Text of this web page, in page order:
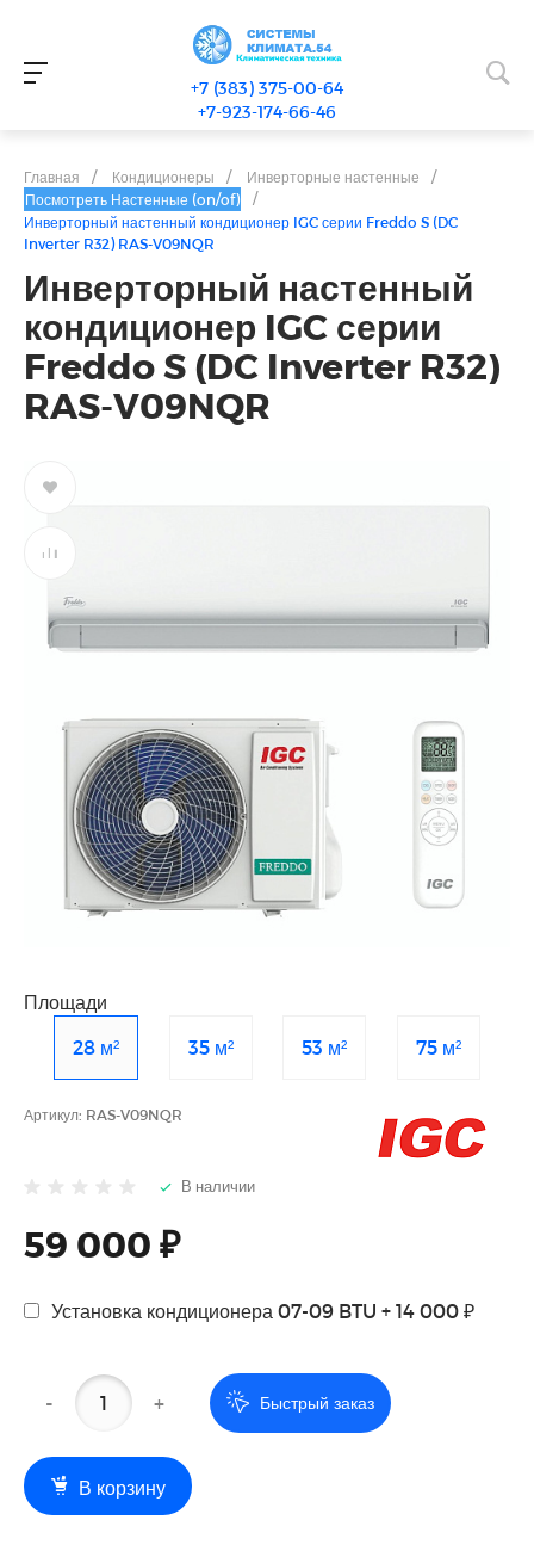
+7 (383) 375-00-64
+7-923-174-66-46
Главная / Кондиционеры / Инверторные настенные
/
Посмотреть Настенные (on/of)
/
Инверторный настенный кондиционер IGC серии Freddo S (DC
Inverter R32) RAS-V09NQR
Инверторный настенный
кондиционер IGC серии
Freddo S (DC Inverter R32)
RAS-V09NQR
Площади
28 м²
35 м² 53 м² 75 м²
Артикул: RAS-V09NQR
В наличии
59 000 ₽
Установка кондиционера 07-09 BTU + 14 000 ₽
- + Быстрый заказ
В корзину